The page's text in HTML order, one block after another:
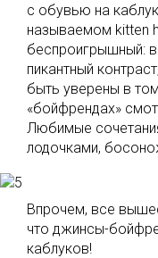
с обувью на
называемом kitten
беспроигрышный:
пикантный
быть уверены в
«бойфрендах»
Любимые
лодочками,
Впрочем, все
что джинсы-
каблуков!